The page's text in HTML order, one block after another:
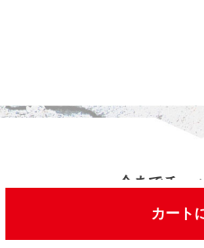
カート
今までチェ